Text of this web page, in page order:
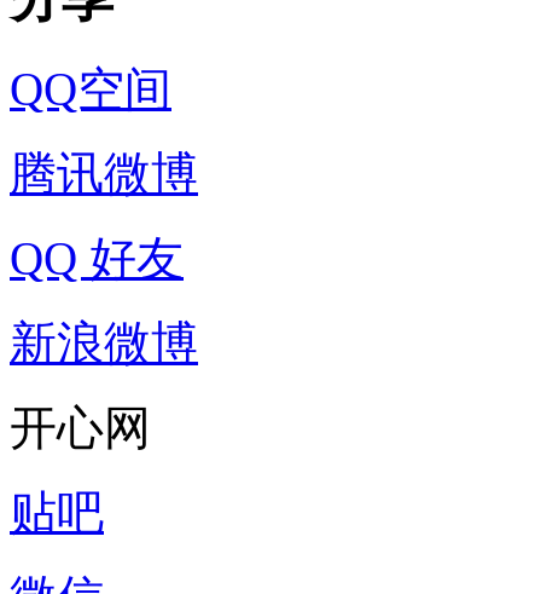
QQ空间
腾讯微博
QQ 好友
新浪微博
开心网
贴吧